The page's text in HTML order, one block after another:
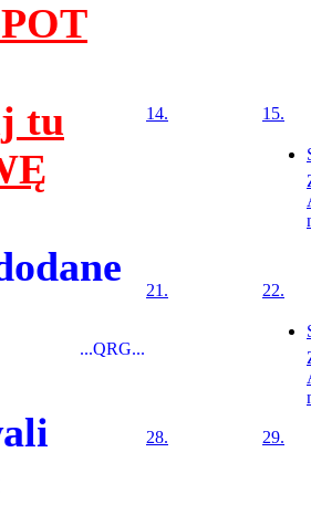
tu
...QRG...
14. 15.
21. 22.
28. 29.